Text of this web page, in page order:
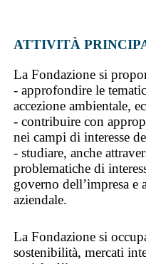
ATTIVITÀ
La Fondazione si
- approfondire le
accezione ambientale,
- contribuire con
nei campi di interesse
- studiare, anche
problematiche di
governo dell’impresa e
aziendale.
La Fondazione si
sostenibilità, mercati